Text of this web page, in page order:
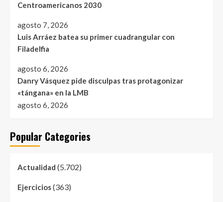
Centroamericanos 2030
agosto 7, 2026
Luis Arráez batea su primer cuadrangular con
Filadelfia
agosto 6, 2026
Danry Vásquez pide disculpas tras protagonizar
«tángana» en la LMB
agosto 6, 2026
Popular Categories
Actualidad (5.702)
Ejercicios(363)